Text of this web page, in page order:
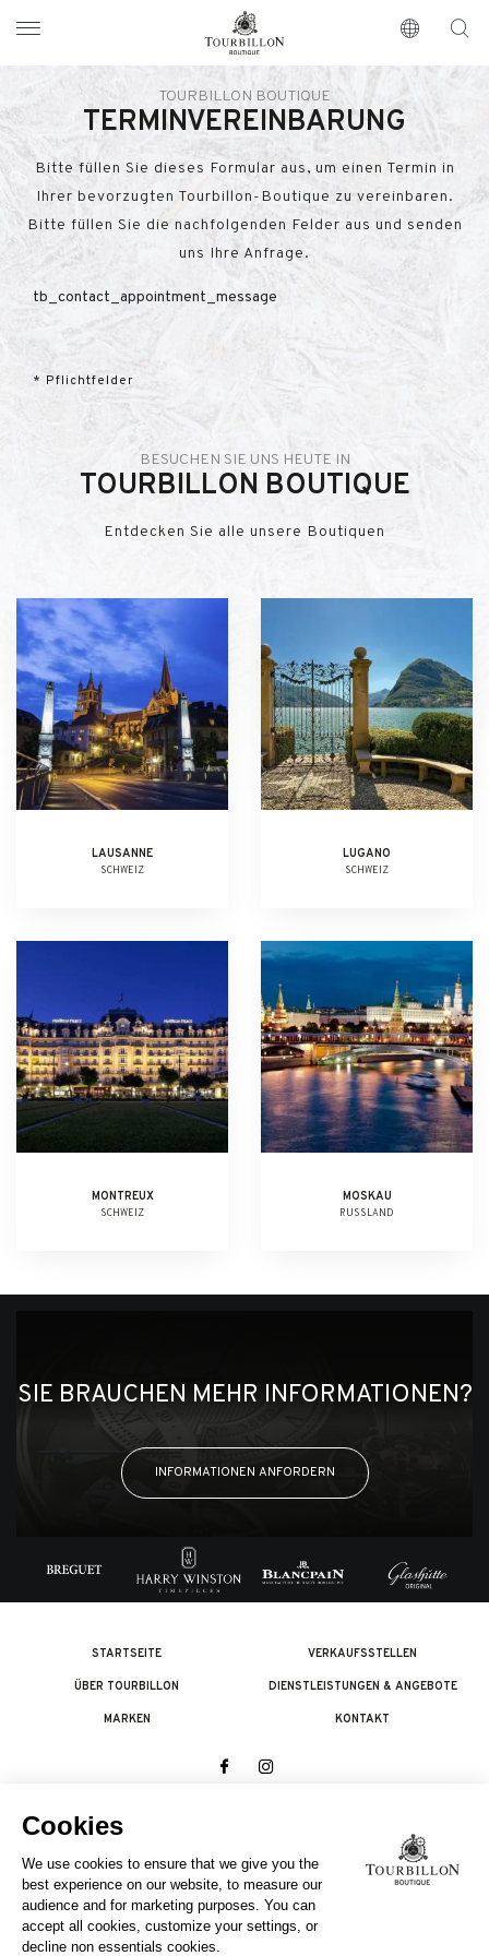
https://www.tourbillon.com/de
TOURBILLON BOUTIQUE
TERMINVEREINBARUNG
Bitte füllen Sie dieses Formular aus, um einen Termin in
Ihrer bevorzugten Tourbillon-Boutique zu vereinbaren.
Bitte füllen Sie die nachfolgenden Felder aus und senden
uns Ihre Anfrage.
tb_contact_appointment_message
* Pflichtfelder
BESUCHEN SIE UNS HEUTE IN
TOURBILLON BOUTIQUE
Entdecken Sie alle unsere Boutiquen
LAUSANNE
SCHWEIZ
LUGANO
SCHWEIZ
MONTREUX
SCHWEIZ
MOSKAU
RUSSLAND
SIE BRAUCHEN MEHR INFORMATIONEN?
INFORMATIONEN ANFORDERN
STARTSEITE
ÜBER TOURBILLON
MARKEN
VERKAUFSSTELLEN
DIENSTLEISTUNGEN & ANGEBOTE
KONTAKT
EIN UNTERNEHMEN DER